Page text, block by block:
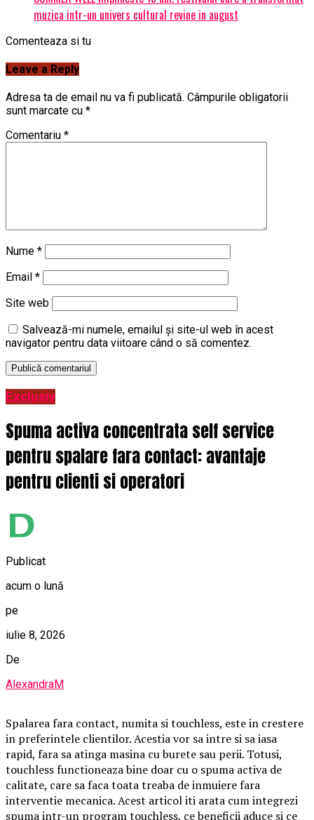
muzica intr-un univers cultural revine in august
Comenteaza si tu
Leave a Reply
Adresa ta de email nu va fi publicată. Câmpurile obligatorii
sunt marcate cu *
Comentariu *
Nume *
Email *
Site web
Salvează-mi numele, emailul și site-ul web în acest
navigator pentru data viitoare când o să comentez.
Exclusiv
Spuma activa concentrata self service
pentru spalare fara contact: avantaje
pentru clienti si operatori
Publicat
acum o lună
pe
iulie 8, 2026
De
AlexandraM
Spalarea fara contact, numita si touchless, este in crestere
in preferintele clientilor. Acestia vor sa intre si sa iasa
rapid, fara sa atinga masina cu burete sau perii. Totusi,
touchless functioneaza bine doar cu o spuma activa de
calitate, care sa faca toata treaba de inmuiere fara
interventie mecanica. Acest articol iti arata cum integrezi
spuma intr-un program touchless, ce beneficii aduce si ce